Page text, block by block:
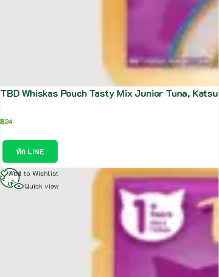
TBD Whiskas Pouch Tasty Mix Junior Tuna,
฿24
ทัก LINE
Add to Wishlist
Quick view
อ่าน
เพิ่ม